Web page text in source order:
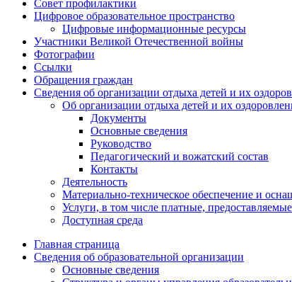
Совет профилактики
Цифровое образовательное пространство
Цифровые информационные ресурсы
Участники Великой Отечественной войны
Фотографии
Ссылки
Обращения граждан
Сведения об организации отдыха детей и их
Об организации отдыха детей и их
Документы
Основные сведения
Руководство
Педагогический и вожатский состав
Контакты
Деятельность
Материально-техническое обеспечение и
Услуги, в том числе платные,
Доступная среда
Главная страница
Сведения об образовательной организации
Основные сведения